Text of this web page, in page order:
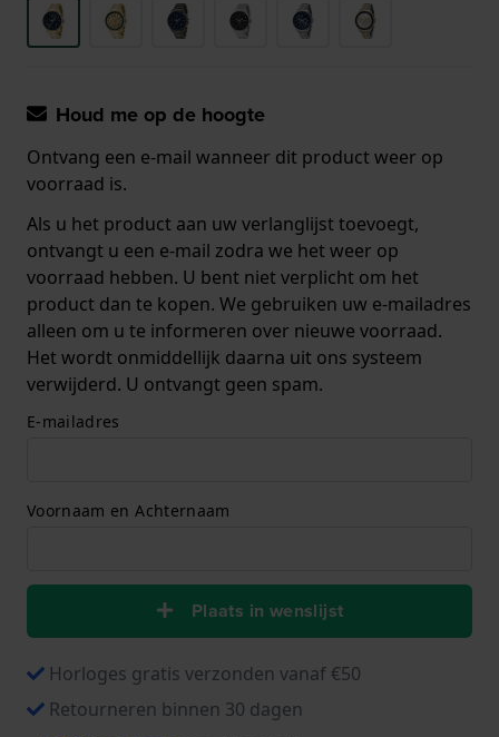
Houd me op de hoogte
Ontvang een e-mail wanneer dit product weer op
voorraad is.
Als u het product aan uw verlanglijst toevoegt,
ontvangt u een e-mail zodra we het weer op
voorraad hebben. U bent niet verplicht om het
product dan te kopen. We gebruiken uw e-mailadres
alleen om u te informeren over nieuwe voorraad.
Het wordt onmiddellijk daarna uit ons systeem
verwijderd. U ontvangt geen spam.
E-mailadres
Voornaam en Achternaam
Plaats in wenslijst
Horloges gratis verzonden vanaf €50
Retourneren binnen 30 dagen